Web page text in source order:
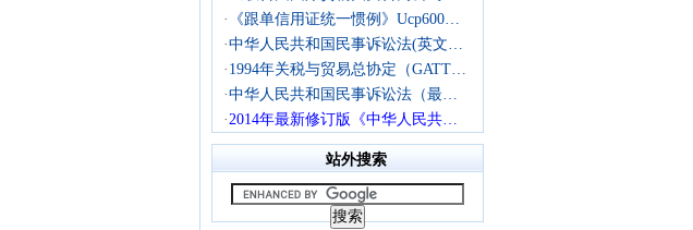
·
《跟单信用证统一惯例》Ucp600…
·中华人民共和国民事诉讼法(英文…
· 1994年关税与贸易总协定（GATT…
·中华人民共和国民事诉讼法（最…
·2014年最新修订版《中华人民共…
站外搜索